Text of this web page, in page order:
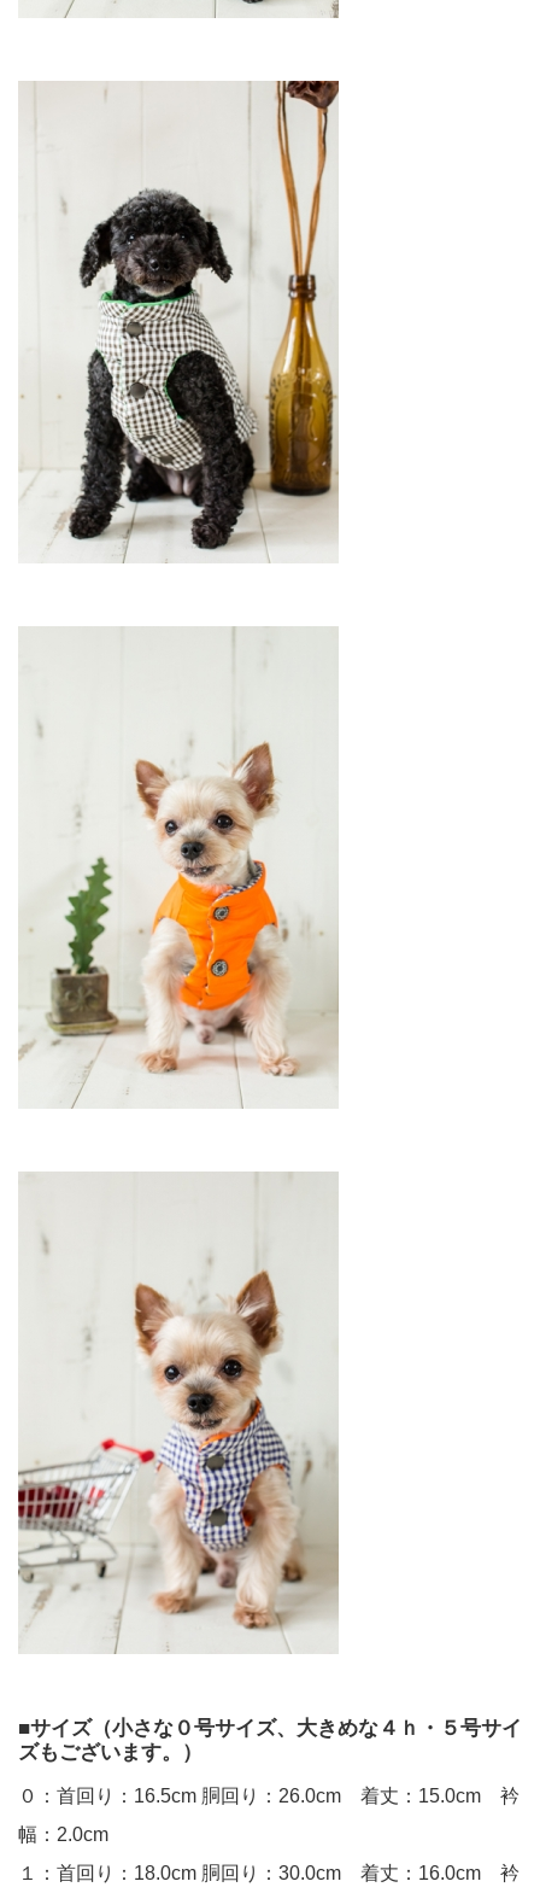
■サイズ（小さな０号サイズ、大きめな４ｈ・５号サイ
ズもございます。）
０：首回り：16.5cm 胴回り：26.0cm 着丈：15.0cm 衿
幅：2.0cm
１：首回り：18.0cm 胴回り：30.0cm 着丈：16.0cm 衿